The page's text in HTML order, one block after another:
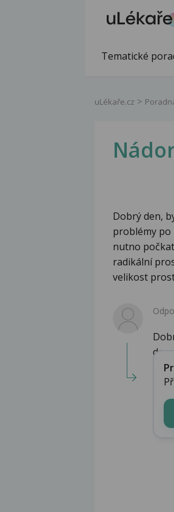
Tematické
uLékaře.cz
Dobrý den,
problémy po
nutno
radikální
velikost